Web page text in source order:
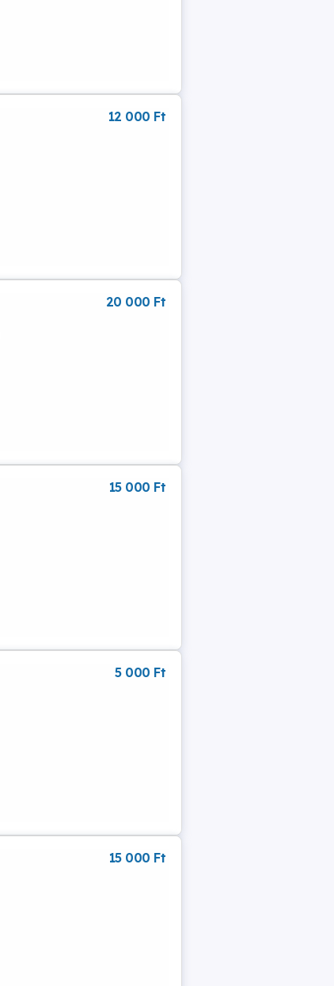
12 000 Ft
20 000 Ft
15 000 Ft
5 000 Ft
15 000 Ft